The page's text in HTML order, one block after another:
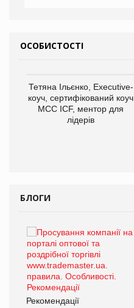
ОСОБИСТОСТІ
Тетяна Ільєнко, Executive-
коуч, сертифікований коуч
МСС ICF, ментор для
лідерів
БЛОГИ
Рекомендації